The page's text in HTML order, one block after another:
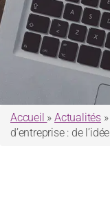
Accueil »Actualités »
d’entreprise : de